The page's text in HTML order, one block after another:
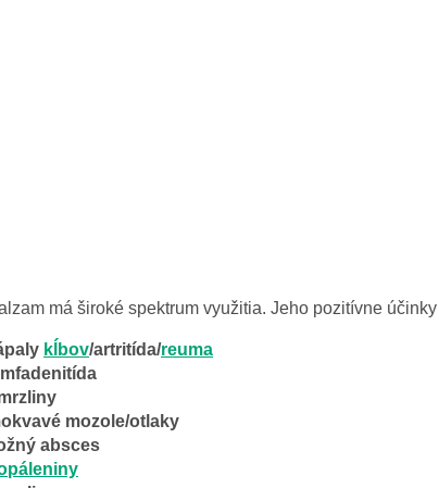
má široké spektrum využitia. Jeho pozitívne
kĺbov/artritída/reuma
mozole/otlaky
absces